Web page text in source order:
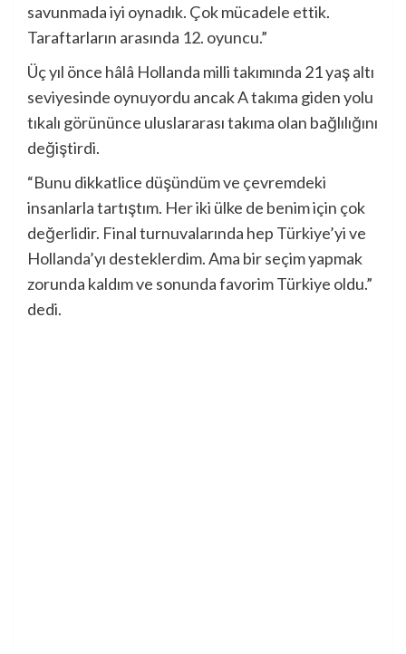
savunmada iyi oynadık. Çok mücadele ettik.
Taraftarların arasında 12. oyuncu.”
Üç yıl önce hâlâ Hollanda milli takımında 21 yaş altı
seviyesinde oynuyordu ancak A takıma giden yolu
tıkalı görününce uluslararası takıma olan bağlılığını
değiştirdi.
“Bunu dikkatlice düşündüm ve çevremdeki
insanlarla tartıştım. Her iki ülke de benim için çok
değerlidir. Final turnuvalarında hep Türkiye’yi ve
Hollanda’yı desteklerdim. Ama bir seçim yapmak
zorunda kaldım ve sonunda favorim Türkiye oldu.”
dedi.